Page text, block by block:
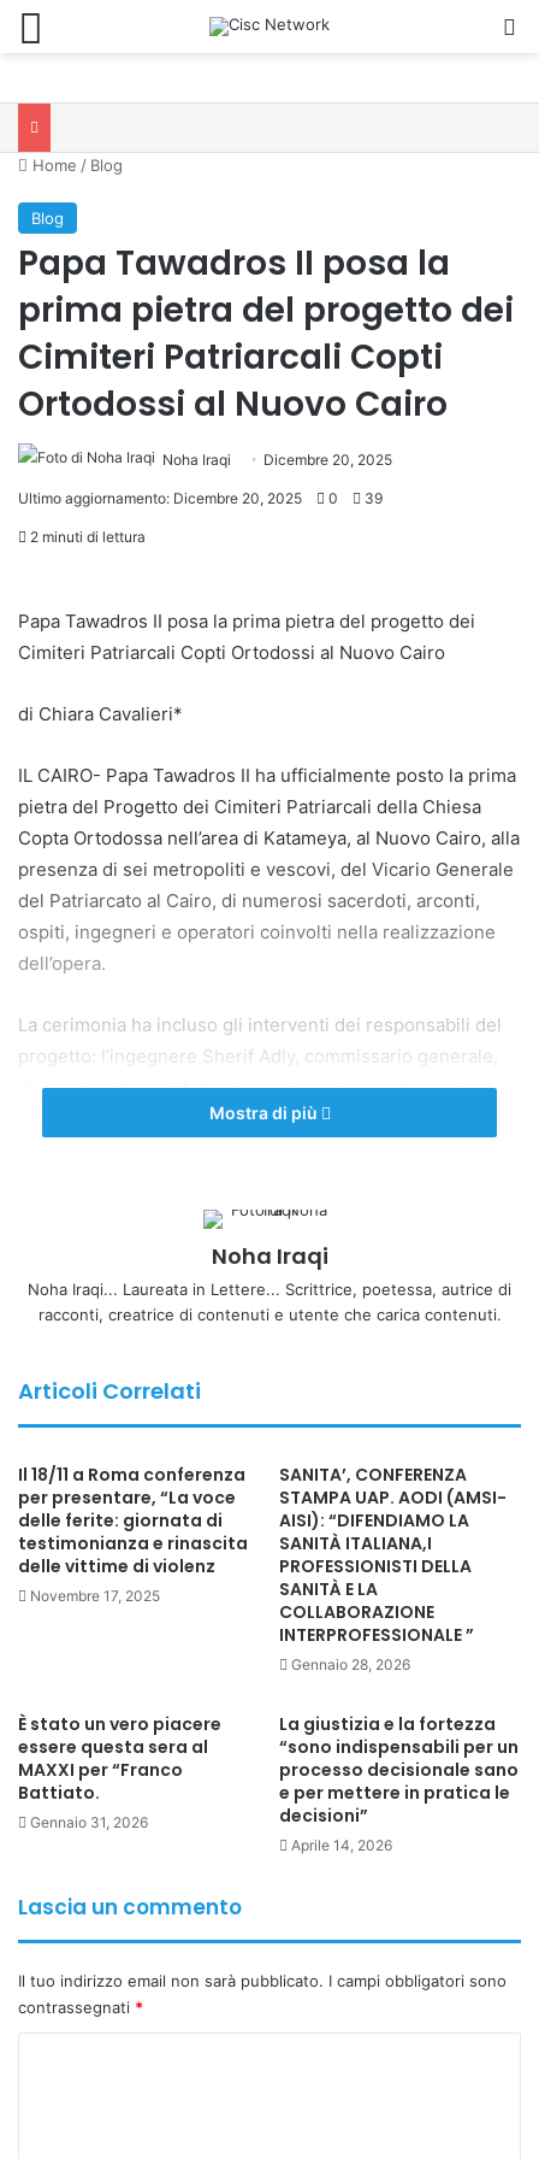
Home / Blog
Blog
Papa Tawadros II posa la
prima pietra del progetto dei
Cimiteri Patriarcali Copti
Ortodossi al Nuovo Cairo
Noha Iraqi Dicembre 20, 2025
Ultimo aggiornamento: Dicembre 20, 2025 0 39
2 minuti di lettura
Papa Tawadros II posa la prima pietra del progetto dei
Cimiteri Patriarcali Copti Ortodossi al Nuovo Cairo
di Chiara Cavalieri*
IL CAIRO- Papa Tawadros II ha ufficialmente posto la prima
pietra del Progetto dei Cimiteri Patriarcali della Chiesa
Copta Ortodossa nell’area di Katameya, al Nuovo Cairo, alla
presenza di sei metropoliti e vescovi, del Vicario Generale
del Patriarcato al Cairo, di numerosi sacerdoti, arconti,
ospiti, ingegneri e operatori coinvolti nella realizzazione
dell’opera.
La cerimonia ha incluso gli interventi dei responsabili del
progetto: l’ingegnere Sherif Adly, commissario generale,
l’ingegnere Karim Moheb, progettista architettonico, e il
diacono Joseph Reda, commissario finanziario. I relatori
funzionalità, sobrietà e profondità spirituale.
Nel suo discorso, Papa Tawadros II ha ripercorso le
diverse fasi di autorizzazione, pianificazione e costruzione,
importante progetto ecclesiale.
La morte come passaggio, non come fine
Il Pontefice ha ribadito la visione cristiana copta della
morte, citando la tradizione liturgica: «Non è morte per i
Tuoi servi, ma un passaggio». In questa prospettiva, i
cimiteri non sono semplicemente luoghi di sepoltura, ma
“stazioni di transizione”, che ricordano al credente la
temporaneità della vita terrena e l’orientamento verso
l’eternità.
Ha sottolineato come le nuove tombe siano state
progettate con uno stile unificato, semplice e silenzioso,
capace di favorire il raccoglimento spirituale e di
interiore e alla responsabilità morale.
Papa Tawadros II ha inoltre evidenziato che il progetto
Mostra di più
Noha Iraqi
Noha Iraqi... Laureata in Lettere... Scrittrice, poetessa, autrice di
racconti, creatrice di contenuti e utente che carica contenuti.
Articoli Correlati
Il 18/11 a Roma conferenza
per presentare, “La voce
delle ferite: giornata di
testimonianza e rinascita
delle vittime di violenz
Novembre 17, 2025
SANITA’, CONFERENZA
STAMPA UAP. AODI (AMSI-
AISI): “DIFENDIAMO LA
SANITÀ ITALIANA,I
PROFESSIONISTI DELLA
SANITÀ E LA
COLLABORAZIONE
INTERPROFESSIONALE ”
Gennaio 28, 2026
È stato un vero piacere
essere questa sera al
MAXXI per “Franco
Battiato.
Gennaio 31, 2026
La giustizia e la fortezza
“sono indispensabili per un
processo decisionale sano
e per mettere in pratica le
decisioni”
Aprile 14, 2026
Lascia un commento
Il tuo indirizzo email non sarà pubblicato. I campi obbligatori sono
contrassegnati *